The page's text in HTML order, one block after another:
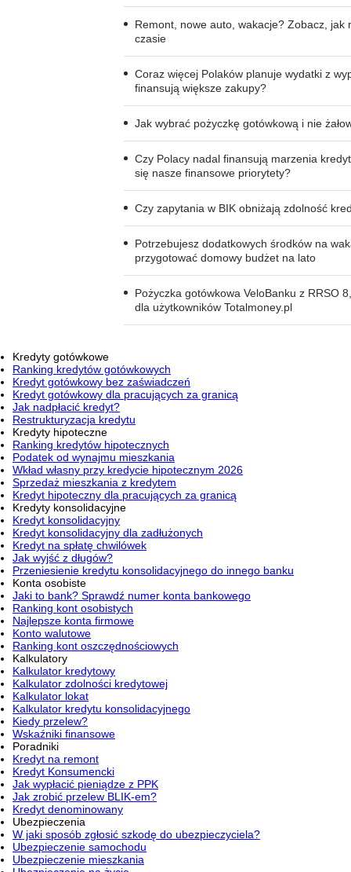
Remont, nowe auto, wakacje? Zobacz, jak
czasie
Coraz więcej Polaków planuje wydatki z
finansują większe zakupy?
Jak wybrać pożyczkę gotówkową i nie
Czy Polacy nadal finansują marzenia
się nasze finansowe priorytety?
Czy zapytania w BIK obniżają zdolność
Potrzebujesz dodatkowych środków na
przygotować domowy budżet na lato
Pożyczka gotówkowa VeloBanku z RRSO
dla użytkowników Totalmoney.pl
Kredyty gotówkowe
Ranking kredytów gotówkowych
Kredyt gotówkowy bez zaświadczeń
Kredyt gotówkowy dla pracujących za granicą
Jak nadpłacić kredyt?
Restrukturyzacja kredytu
Kredyty hipoteczne
Ranking kredytów hipotecznych
Podatek od wynajmu mieszkania
Wkład własny przy kredycie hipotecznym 2026
Sprzedaż mieszkania z kredytem
Kredyt hipoteczny dla pracujących za granicą
Kredyty konsolidacyjne
Kredyt konsolidacyjny
Kredyt konsolidacyjny dla zadłużonych
Kredyt na spłatę chwilówek
Jak wyjść z długów?
Przeniesienie kredytu konsolidacyjnego do innego banku
Konta osobiste
Jaki to bank? Sprawdź numer konta bankowego
Ranking kont osobistych
Najlepsze konta firmowe
Konto walutowe
Ranking kont oszczędnościowych
Kalkulatory
Kalkulator kredytowy
Kalkulator zdolności kredytowej
Kalkulator lokat
Kalkulator kredytu konsolidacyjnego
Kiedy przelew?
Wskaźniki finansowe
Poradniki
Kredyt na remont
Kredyt Konsumencki
Jak wypłacić pieniądze z PPK
Jak zrobić przelew BLIK-em?
Kredyt denominowany
Ubezpieczenia
W jaki sposób zgłosić szkodę do ubezpieczyciela?
Ubezpieczenie samochodu
Ubezpieczenie mieszkania